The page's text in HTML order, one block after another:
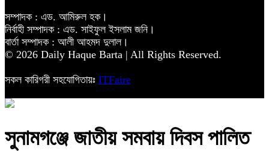
সম্পাদক : এড. আমিরুল হক।
নির্বাহী সম্পাদক : এড. সাইফুল ইসলাম জনি।
বার্তা সম্পাদক : আলী আহমদ দুলাল।
© 2026 Daily Haque Barta | All Rights Reserved.
সকল কারিগরী সহযোগিতায়ঃ ITFaire
সুনামগঞ্জে জাতীয় সমবায় দিবস পালিত